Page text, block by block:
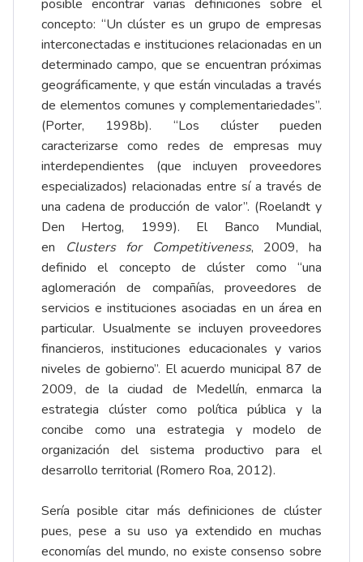
posible encontrar varias definiciones sobre el
concepto: “Un clúster es un grupo de empresas
interconectadas e instituciones relacionadas en un
determinado campo, que se encuentran próximas
geográficamente, y que están vinculadas a través
de elementos comunes y complementariedades”.
(Porter, 1998b). “Los clúster pueden
caracterizarse como redes de empresas muy
interdependientes (que incluyen proveedores
especializados) relacionadas entre sí a través de
una cadena de producción de valor”. (Roelandt y
Den Hertog, 1999). El Banco Mundial,
en
Clusters for Competitiveness, 2009, ha
definido el concepto de clúster como “una
aglomeración de compañías, proveedores de
servicios e instituciones asociadas en un área en
particular. Usualmente se incluyen proveedores
financieros, instituciones educacionales y varios
niveles de gobierno”. El acuerdo municipal 87 de
2009, de la ciudad de Medellín, enmarca la
estrategia clúster como política pública y la
concibe como una estrategia y modelo de
organización del sistema productivo para el
desarrollo territorial (Romero Roa, 2012).
Sería posible citar más definiciones de clúster
pues, pese a su uso ya extendido en muchas
economías del mundo, no existe consenso sobre